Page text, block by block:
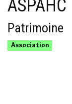
ASPAHC
Patrimoine
Association